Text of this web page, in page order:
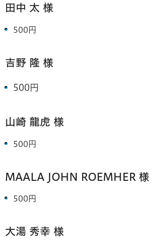
田中 太 様
500円
吉野 隆 様
500円
山崎 龍虎 様
500円
MAALA JOHN ROEMHER 様
500円
大湯 秀幸 様